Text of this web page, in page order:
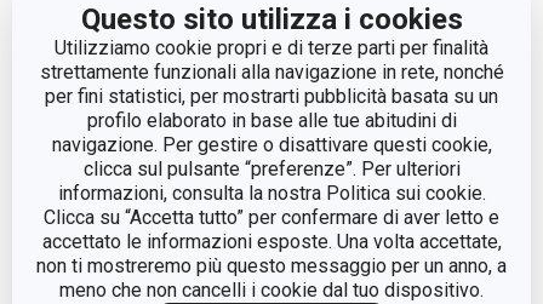
Questo sito utilizza i cookies
Utilizziamo cookie propri e di terze parti per finalità
strettamente funzionali alla navigazione in rete, nonché
per fini statistici, per mostrarti pubblicità basata su un
profilo elaborato in base alle tue abitudini di
navigazione. Per gestire o disattivare questi cookie,
clicca sul pulsante “preferenze”. Per ulteriori
informazioni, consulta la nostra Politica sui cookie.
Clicca su “Accetta tutto” per confermare di aver letto e
accettato le informazioni esposte. Una volta accettate,
non ti mostreremo più questo messaggio per un anno, a
meno che non cancelli i cookie dal tuo dispositivo.
Altri parametri
CATEGORIA taglieri
LINEA DI PRODOTTO ONLINE
MATERIALE bambù
TIPO tagliere